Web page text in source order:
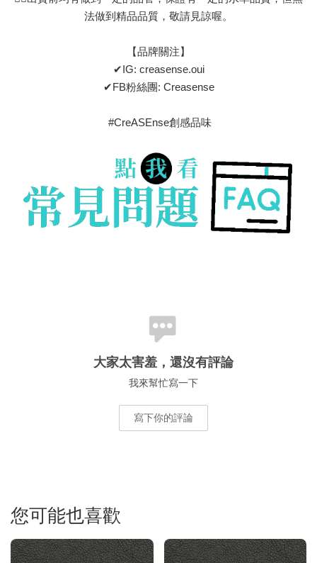
法做到精品品質，敬請見諒喔。
【品牌關注】
✔IG: creasense.oui
✔FB粉絲團: Creasense
#CreASEnse創感品味
大家太害羞，還沒有評論
我來幫忙寫一下
寫下你的評論
您可能也喜歡